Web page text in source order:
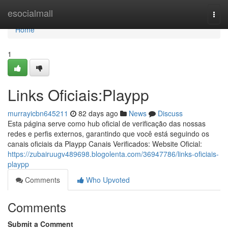
esocialmall
Home
Home
1
Links Oficiais:Playpp
murrayicbn645211 82 days ago News
Discuss
Esta página serve como hub oficial de verificação das nossas
redes e perfis externos, garantindo que você está seguindo os
canais oficiais da Playpp Canais Verificados: Website Oficial:
https://zubairuugv489698.blogolenta.com/36947786/links-oficiais-
playpp
Comments
Who Upvoted
Comments
Submit a Comment